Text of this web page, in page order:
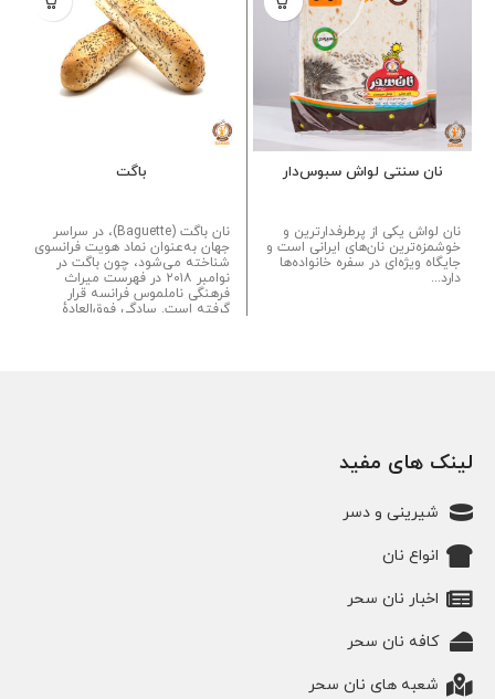
نان سنتی لواش سبوس‌دار
نان لواش یکی از پرطرفدارترین و
خوشمزه‌ترین نان‌های ایرانی است و
جایگاه ویژه‌ای در سفره خانواده‌ها
دارد...
باگت
نان باگت (Baguette)، در سراسر
جهان به‌عنوان نماد هویت فرانسوی
شناخته می‌شود، چون باگت در
نوامبر ۲۰۱۸ در فهرست میراث
فرهنگی ناملموس فرانسه قرار
گرفته است. سادگی فوق‌العادهٔ
لینک های مفید
شیرینی و دسر
انواع نان
اخبار نان سحر
کافه نان سحر
شعبه های نان سحر